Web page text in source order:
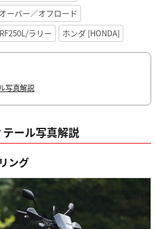
ーバー／オフロード
ラリー ホンダ [HONDA]
写真解説
ール写真解説
ング